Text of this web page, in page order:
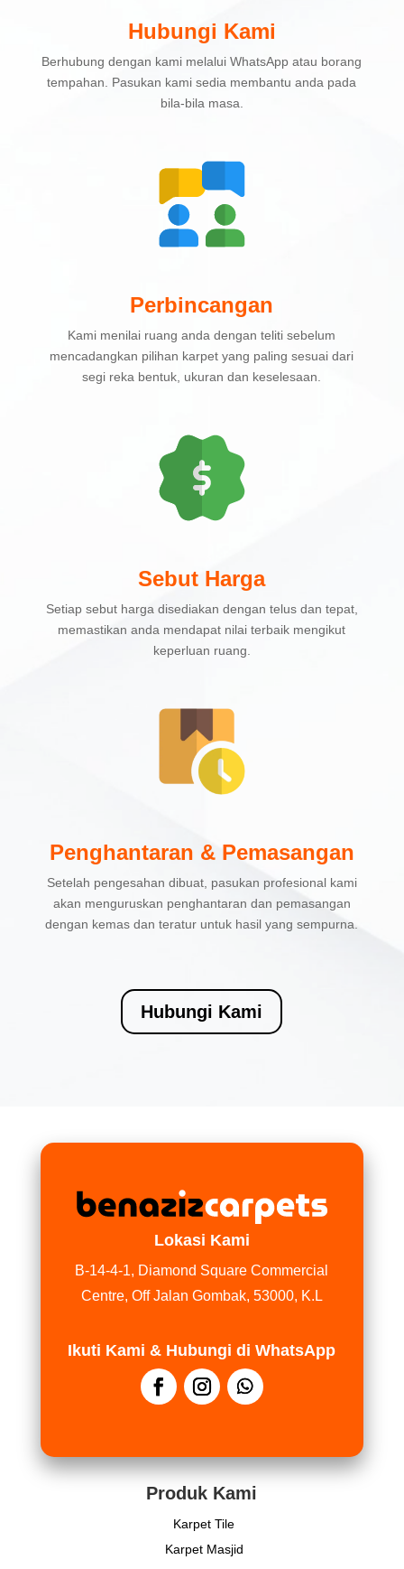
Hubungi Kami
Berhubung dengan kami melalui WhatsApp atau borang
tempahan. Pasukan kami sedia membantu anda pada
bila-bila masa.
Perbincangan
Kami menilai ruang anda dengan teliti sebelum
mencadangkan pilihan karpet yang paling sesuai dari
segi reka bentuk, ukuran dan keselesaan.
Sebut Harga
Setiap sebut harga disediakan dengan telus dan tepat,
memastikan anda mendapat nilai terbaik mengikut
keperluan ruang.
Penghantaran & Pemasangan
Setelah pengesahan dibuat, pasukan profesional kami
akan menguruskan penghantaran dan pemasangan
dengan kemas dan teratur untuk hasil yang sempurna.
Hubungi Kami
Lokasi Kami
B-14-4-1, Diamond Square Commercial
Centre, Off Jalan Gombak, 53000, K.L
Ikuti Kami & Hubungi di WhatsApp
Produk Kami
Karpet Tile
Karpet Masjid